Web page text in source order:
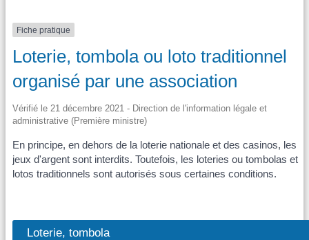
Fiche pratique
Loterie, tombola ou loto traditionnel
organisé par une association
Vérifié le 21 décembre 2021 - Direction de l'information légale et
administrative (Première ministre)
En principe, en dehors de la loterie nationale et des casinos, les
jeux d'argent sont interdits. Toutefois, les loteries ou tombolas et
lotos traditionnels sont autorisés sous certaines conditions.
Loterie, tombola